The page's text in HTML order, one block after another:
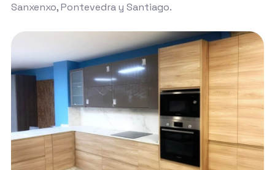
Sanxenxo, Pontevedra y Santiago.